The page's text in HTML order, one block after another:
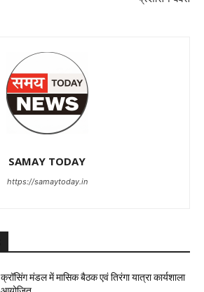
SAMAY TODAY
https://samaytoday.in
क्रॉसिंग मंडल में मासिक बैठक एवं तिरंगा यात्रा कार्यशाला